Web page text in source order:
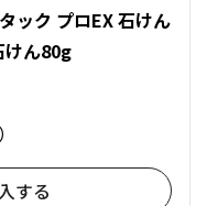
ック プロEX 石けん
けん80g
する